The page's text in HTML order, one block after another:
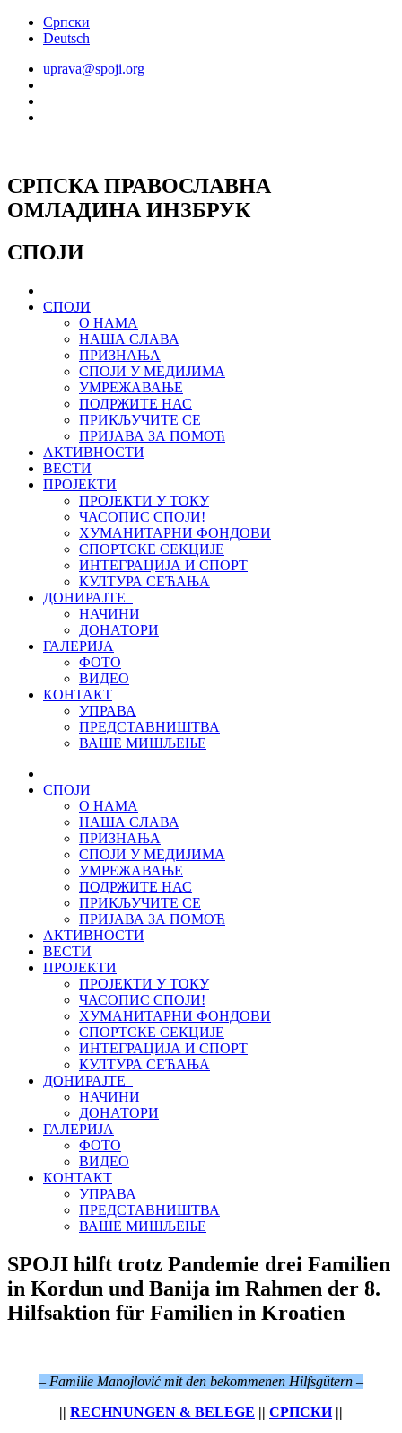
СкочитеСрпски
Deutsch
uprava@spoji.org
СРПСКА ПРАВОСЛАВНА
ОМЛАДИНА ИНЗБРУК
СПОЈИ
СПОЈИ
О НАМА
НАША СЛАВА
ПРИЗНАЊА
СПОЈИ У МЕДИЈИМА
УМРЕЖАВАЊЕ
ПОДРЖИТЕ НАС
ПРИКЉУЧИТЕ СЕ
ПРИЈАВА ЗА ПОМОЋ
АКТИВНОСТИ
ВЕСТИ
ПРОЈЕКТИ
ПРОЈЕКТИ У ТОКУ
ЧАСОПИС СПОЈИ!
ХУМАНИТАРНИ ФОНДОВИ
СПОРТСКЕ СЕКЦИЈЕ
ИНТЕГРАЦИЈА И СПОРТ
КУЛТУРА СЕЋАЊА
ДОНИРАЈТЕ
НАЧИНИ
ДОНАТОРИ
ГАЛЕРИЈА
ФОТО
ВИДЕО
КОНТАКТ
УПРАВА
ПРЕДСТАВНИШТВА
ВАШЕ МИШЉЕЊЕ
СПОЈИ
О НАМА
НАША СЛАВА
ПРИЗНАЊА
СПОЈИ У МЕДИЈИМА
УМРЕЖАВАЊЕ
ПОДРЖИТЕ НАС
ПРИКЉУЧИТЕ СЕ
ПРИЈАВА ЗА ПОМОЋ
АКТИВНОСТИ
ВЕСТИ
ПРОЈЕКТИ
ПРОЈЕКТИ У ТОКУ
ЧАСОПИС СПОЈИ!
ХУМАНИТАРНИ ФОНДОВИ
СПОРТСКЕ СЕКЦИЈЕ
ИНТЕГРАЦИЈА И СПОРТ
КУЛТУРА СЕЋАЊА
ДОНИРАЈТЕ
НАЧИНИ
ДОНАТОРИ
ГАЛЕРИЈА
ФОТО
ВИДЕО
КОНТАКТ
УПРАВА
ПРЕДСТАВНИШТВА
ВАШЕ МИШЉЕЊЕ
SPOJI hilft trotz Pandemie drei Familien
in Kordun und Banija im Rahmen der 8.
Hilfsaktion für Familien in Kroatien
– Familie Manojlović mit den bekommenen Hilfsgütern –
|| RECHNUNGEN & BELEGE || СРПСКИ||